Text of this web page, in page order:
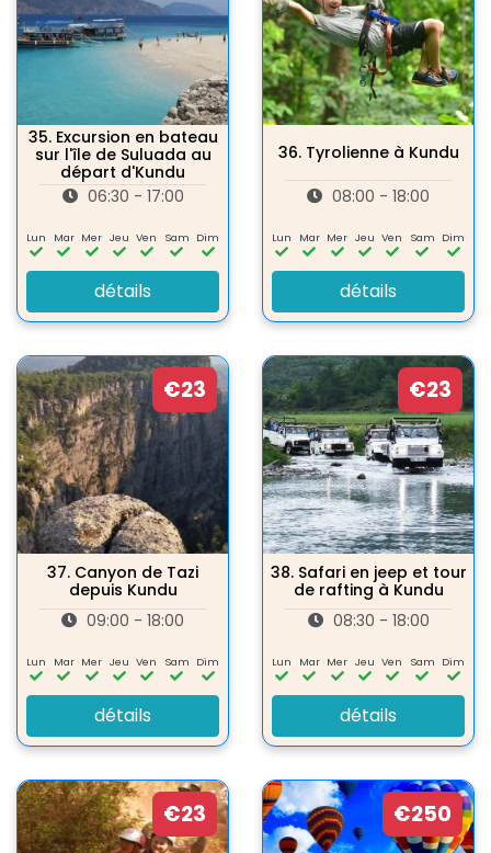
35. Excursion en bateau
sur l'île de Suluada au
départ d'Kundu
06:30 - 17:00
Lun Mar Mer Jeu Ven Sam Dim
détails
36. Tyrolienne à Kundu
08:00 - 18:00
Lun Mar Mer Jeu Ven Sam Dim
détails
€23
37. Canyon de Tazi
depuis Kundu
09:00 - 18:00
Lun Mar Mer Jeu Ven Sam Dim
détails
€23
38. Safari en jeep et tour
de rafting à Kundu
08:30 - 18:00
Lun Mar Mer Jeu Ven Sam Dim
détails
€23 €250